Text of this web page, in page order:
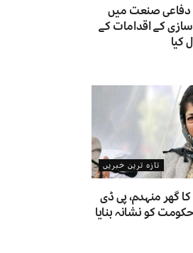
دفاعی صنعت میں
کے اقدامات کے
کیا
تازہ ترین خبریں
گھر منہدم، پی ڈی
کو نشانہ بنایا